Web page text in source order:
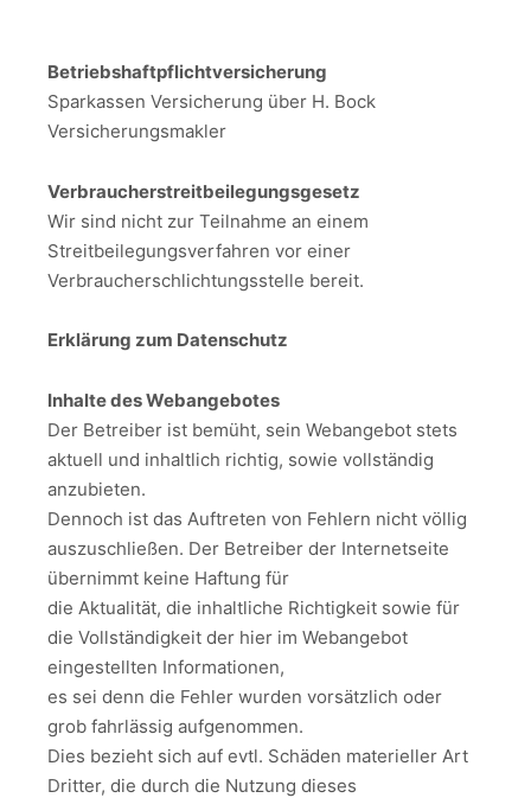
Betriebshaftpflichtversicherung
Sparkassen Versicherung über H. Bock
Versicherungsmakler
Verbraucherstreitbeilegungsgesetz
Wir sind nicht zur Teilnahme an einem
Streitbeilegungsverfahren vor einer
Verbraucherschlichtungsstelle bereit.
Erklärung zum Datenschutz
Inhalte des Webangebotes
Der Betreiber ist bemüht, sein Webangebot stets
aktuell und inhaltlich richtig, sowie vollständig
anzubieten.
Dennoch ist das Auftreten von Fehlern nicht völlig
auszuschließen. Der Betreiber der Internetseite
übernimmt keine Haftung für
die Aktualität, die inhaltliche Richtigkeit sowie für
die Vollständigkeit der hier im Webangebot
eingestellten Informationen,
es sei denn die Fehler wurden vorsätzlich oder
grob fahrlässig aufgenommen.
Dies bezieht sich auf evtl. Schäden materieller Art
Dritter, die durch die Nutzung dieses